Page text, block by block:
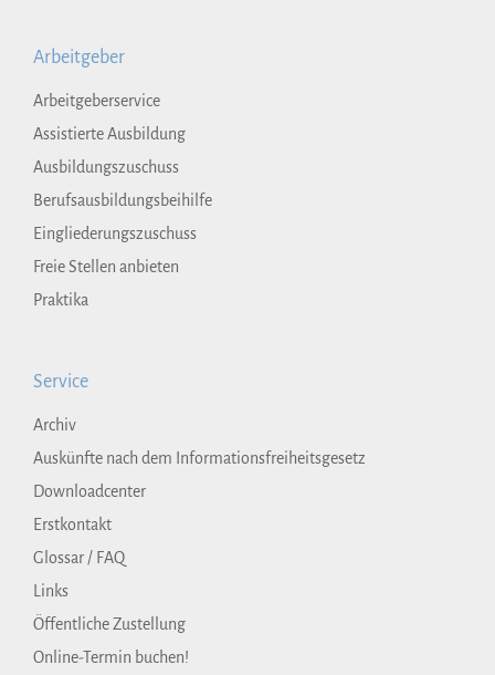
Arbeitgeber
Arbeitgeberservice
Assistierte Ausbildung
Ausbildungszuschuss
Berufsausbildungsbeihilfe
Eingliederungszuschuss
Freie Stellen anbieten
Praktika
Service
Archiv
Auskünfte nach dem Informationsfreiheitsgesetz
Downloadcenter
Erstkontakt
Glossar / FAQ
Links
Öffentliche Zustellung
Online-Termin buchen!